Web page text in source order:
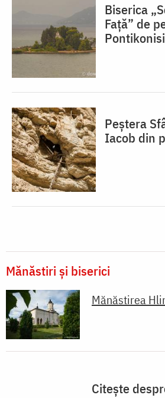
Biserica
Față” de
Peștera
Iacob din
Mănăstiri și biserici
Mănăstirea
Citește